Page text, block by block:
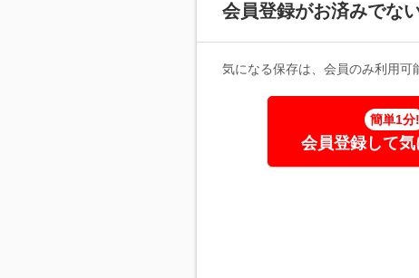
会員登録がお済みでな
気になる保存は、会員のみ利用可
簡単1分!
会員登録して